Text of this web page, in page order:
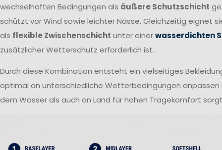
wechselhaften Bedingungen als äußere Schutzschicht
schützt vor Wind sowie leichter Nässe. Gleichzeitig eignet
als flexible Zwischenschicht unter einerwasserdichten
zusätzlicher Wetterschutz erforderlich ist.
Durch diese Kombination entsteht ein vielseitiges
optimal an unterschiedliche Wetterbedingungen anpassen
dem Wasser als auch an Land für hohen Tragekomfort